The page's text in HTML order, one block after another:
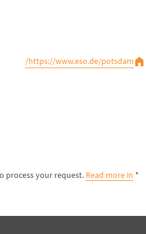
https://www.eso.de/potsdam/
* By using map view, you agree that personal data will be passed on to Maptiler to process your request.
Read more in